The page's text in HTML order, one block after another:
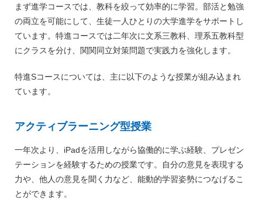
まず進学コースでは、教科を絞って効率的に学習。部活と勉強
の両立を可能にして、生徒一人ひとりの大学進学をサポートし
ています。特進コースでは二年次に文系三教科、理系五教科型
にクラスを分け、関関同立対策問題で実践力を強化します。
特進Sコースについては、主に以下のような授業が組み込まれ
ています。
アクティブラーニング型授業
一年次より、iPadを活用しながら協働的に学ぶ経験、プレゼン
テーションを経験するための授業です。自分の意見を表現する
力や、他人の意見を聞く力など、能動的学習姿勢につなげるこ
とができます。